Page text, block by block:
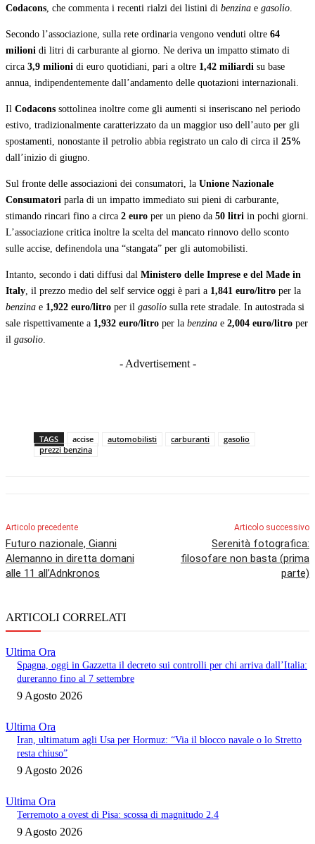
Codacons, che commenta i recenti rialzi dei listini di benzina e gasolio.
Secondo l’associazione, sulla rete ordinaria vengono venduti oltre 64
milioni di litri di carburante al giorno. Ne deriva un impatto stimato di
circa 3,9 milioni di euro quotidiani, pari a oltre 1,42 miliardi su base
annua, indipendentemente dall’andamento delle quotazioni internazionali.
Il Codacons sottolinea inoltre come gli aumenti si inseriscano nel periodo
estivo, tradizionalmente caratterizzato da un maggior uso dell’auto per gli
spostamenti, nonostante il petrolio abbia registrato un calo di circa il 25%
dall’inizio di giugno.
Sul fronte delle associazioni dei consumatori, la Unione Nazionale
Consumatori parla di un impatto immediato sui pieni di carburante,
stimando rincari fino a circa 2 euro per un pieno da 50 litri in pochi giorni.
L’associazione critica inoltre la scelta del mancato rinnovo dello sconto
sulle accise, definendola una “stangata” per gli automobilisti.
Intanto, secondo i dati diffusi dal Ministero delle Imprese e del Made in
Italy, il prezzo medio del self service oggi è pari a 1,841 euro/litro per la
benzina e 1,922 euro/litro per il gasolio sulla rete stradale. In autostrada si
sale rispettivamente a 1,932 euro/litro per la benzina e 2,004 euro/litro per
il gasolio.
- Advertisement -
TAGS accise automobilisti carburanti
gasolio
prezzi benzina
Articolo precedente
Futuro nazionale, Gianni
Alemanno in diretta domani
alle 11 all’Adnkronos
Articolo successivo
Serenità fotografica:
filosofare non basta (prima
parte)
ARTICOLI CORRELATI
Ultima Ora
Spagna, oggi in Gazzetta il decreto sui controlli per chi arriva dall’Italia:
dureranno fino al 7 settembre
9 Agosto 2026
Ultima Ora
Iran, ultimatum agli Usa per Hormuz: “Via il blocco navale o lo Stretto
resta chiuso”
9 Agosto 2026
Ultima Ora
Terremoto a ovest di Pisa: scossa di magnitudo 2.4
9 Agosto 2026